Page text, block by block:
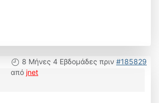
8 Μήνες 4 Εβδομάδες πριν #185829
από jnet